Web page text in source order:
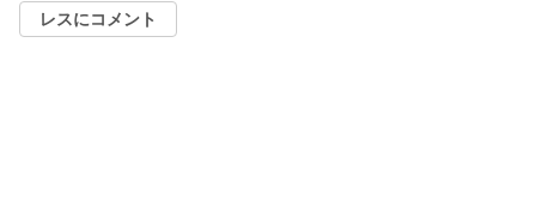
レスにコメント